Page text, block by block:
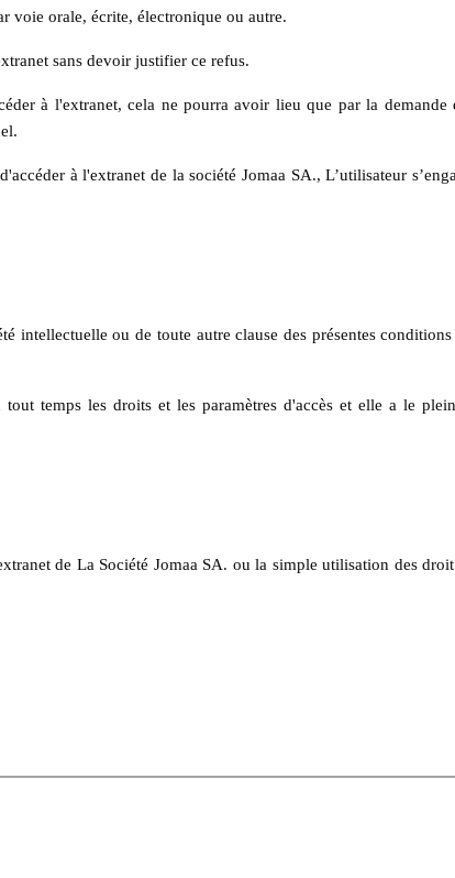
voie orale, écrite, électronique ou autre.
sans devoir justifier ce refus.
à l'extranet, cela ne pourra avoir lieu que par la
à l'extranet de la société Jomaa SA., L’utilisateur
ou de toute autre clause des présentes
temps les droits et les paramètres d'accès et elle a le
de La Société Jomaa SA. ou la simple utilisation des